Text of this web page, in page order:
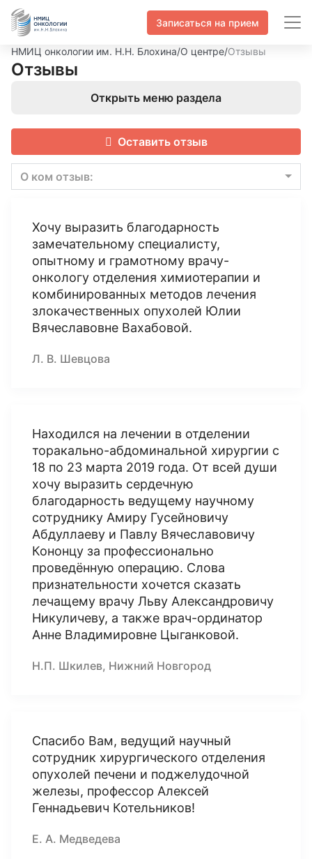
Записаться на прием
НМИЦ онкологии им. Н.Н. Блохина/О центре/Отзывы
Отзывы
Открыть меню раздела
Оставить отзыв
О ком отзыв:
Хочу выразить благодарность
замечательному специалисту,
опытному и грамотному врачу-
онкологу отделения химиотерапии и
комбинированных методов лечения
злокачественных опухолей Юлии
Вячеславовне Вахабовой.
Л. В. Шевцова
Находился на лечении в отделении
торакально-абдоминальной хирургии с
18 по 23 марта 2019 года. От всей души
хочу выразить сердечную
благодарность ведущему научному
сотруднику Амиру Гусейновичу
Абдуллаеву и Павлу Вячеславовичу
Кононцу за профессионально
проведённую операцию. Слова
признательности хочется сказать
лечащему врачу Льву Александровичу
Никуличеву, а также врач-ординатор
Анне Владимировне Цыганковой.
Н.П. Шкилев, Нижний Новгород
Спасибо Вам, ведущий научный
сотрудник хирургического отделения
опухолей печени и поджелудочной
железы, профессор Алексей
Геннадьевич Котельников!
Е. А. Медведева